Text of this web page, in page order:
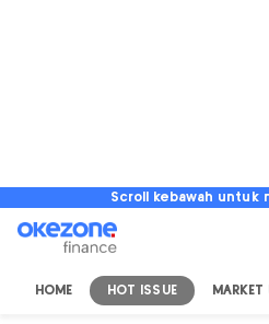
Scroll kebawah untuk
HOME HOT ISSUE MARKET